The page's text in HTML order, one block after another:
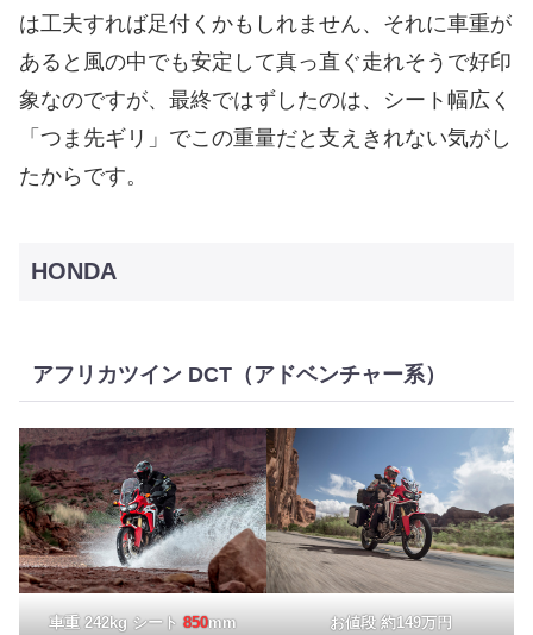
は工夫すれば足付くかもしれません、それに車重が
あると風の中でも安定して真っ直ぐ走れそうで好印
象なのですが、最終ではずしたのは、シート幅広く
「つま先ギリ」でこの重量だと支えきれない気がし
たからです。
HONDA
アフリカツイン DCT（アドベンチャー系）
車重 242kg シート850mm お値段 約149万円